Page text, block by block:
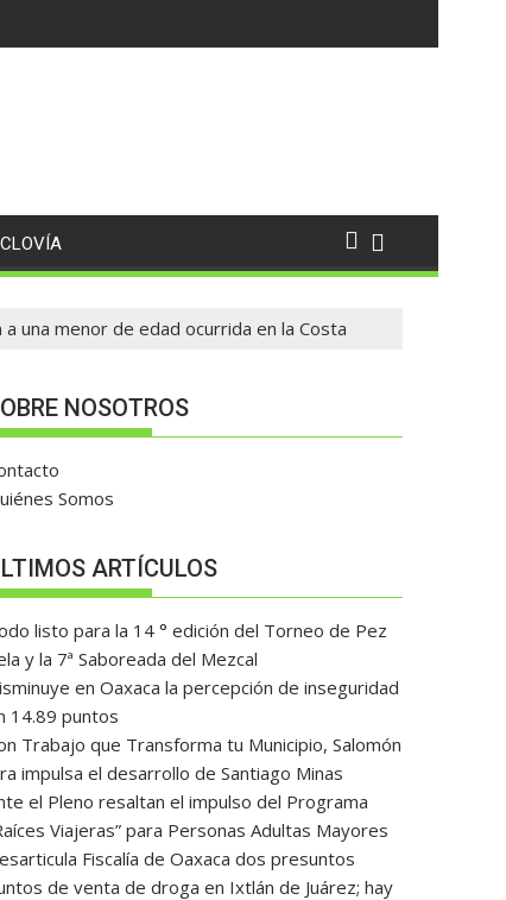
una menor de edad ocurrida en la Costa
NOSOTROS
Somos
ARTÍCULOS
listo para la 14 ° edición del Torneo de Pez
y la 7ª Saboreada del Mezcal
en Oaxaca la percepción de inseguridad
14.89 puntos
Trabajo que Transforma tu Municipio, Salomón
impulsa el desarrollo de Santiago Minas
el Pleno resaltan el impulso del Programa
Viajeras” para Personas Adultas Mayores
Fiscalía de Oaxaca dos presuntos
de venta de droga en Ixtlán de Juárez; hay